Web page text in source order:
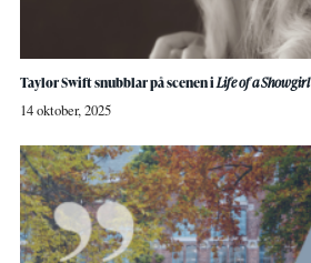
Taylor Swift snubblar på scenen iLife of a Showgirl
14 oktober, 2025